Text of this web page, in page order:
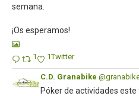
semana.
¡Os esperamos!
1 1Twitter
C.D. Granabike
Póker de actividades este